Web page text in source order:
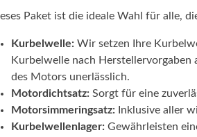
Paket ist die ideale Wahl für alle,
Kurbelwelle: Wir setzen Ihre
Kurbelwelle nach
des Motors unerlässlich.
Motordichtsatz: Sorgt für eine
Motorsimmeringsatz: Inklusive aller
Kurbelwellenlager: Gewährleisten